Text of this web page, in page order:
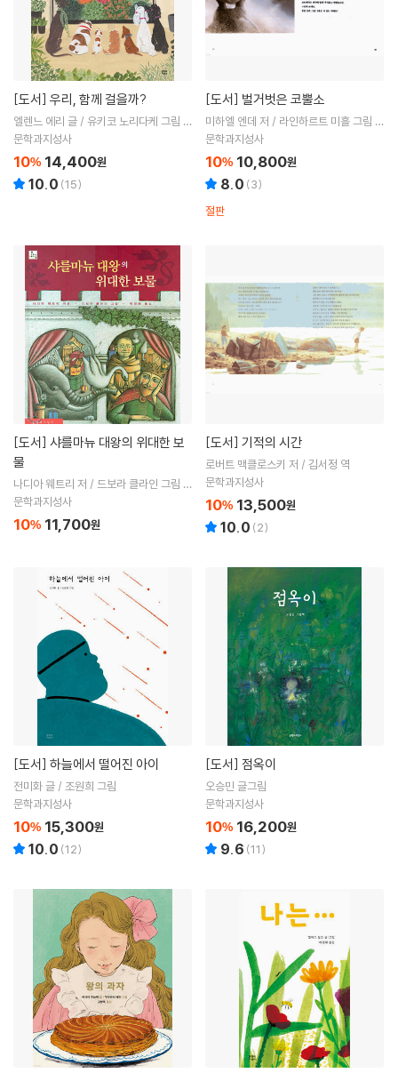
[도서] 우리, 함께 걸을까?
엘렌느 에리 글 / 유키코 노리다케 그림 /
이경혜 역
문학과지성사
10% 14,400원
10.0 (15)
[도서] 벌거벗은 코뿔소
미하엘 엔데 저 / 라인하르트 미흘 그림 /
김서정 역
문학과지성사
10% 10,800원
8.0 (3)
절판
[도서]
물
나디아 웨트리 저 / 드보라 클라인 그림 /
이경혜 역
문학과지성사
10% 11,700원
[도서] 기적의 시간
로버트 맥클로스키 저 / 김서정 역
문학과지성사
10% 13,500원
10.0 (2)
[도서] 하늘에서 떨어진 아이
전미화 글 / 조원희 그림
문학과지성사
10% 15,300원
10.0 (12)
[도서] 점옥이
오승민 글그림
문학과지성사
10% 16,200원
9.6 (11)